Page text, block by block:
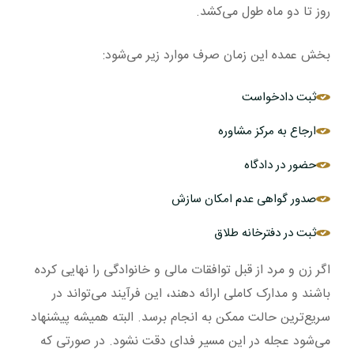
روز تا دو ماه طول می‌کشد.
بخش عمده این زمان صرف موارد زیر می‌شود:
ثبت دادخواست
ارجاع به مرکز مشاوره
حضور در دادگاه
صدور گواهی عدم امکان سازش
ثبت در دفترخانه طلاق
اگر زن و مرد از قبل توافقات مالی و خانوادگی را نهایی کرده
باشند و مدارک کاملی ارائه دهند، این فرآیند می‌تواند در
سریع‌ترین حالت ممکن به انجام برسد. البته همیشه پیشنهاد
می‌شود عجله در این مسیر فدای دقت نشود. در صورتی که